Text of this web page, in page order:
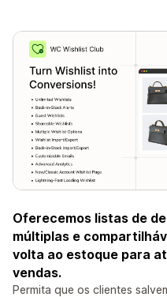
Oferecemos listas de
múltiplas e
volta ao estoque para
vendas.
Permita que os clientes